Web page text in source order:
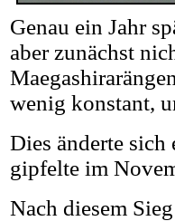
Genau ein Jahr
aber zunächst
wenig konstant,
Dies änderte
gipfelte im
Nach diesem